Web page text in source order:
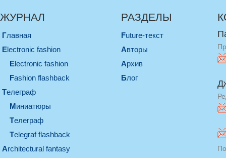
ЖУРНАЛ
Главная
electronic fashion
electronic fashion
Fashion flashback
телеграф
миниатюры
телеграф
Telegraf flashback
architectural fantasy
РАЗДЕЛЫ
Future-текст
Авторы
Архив
Блог